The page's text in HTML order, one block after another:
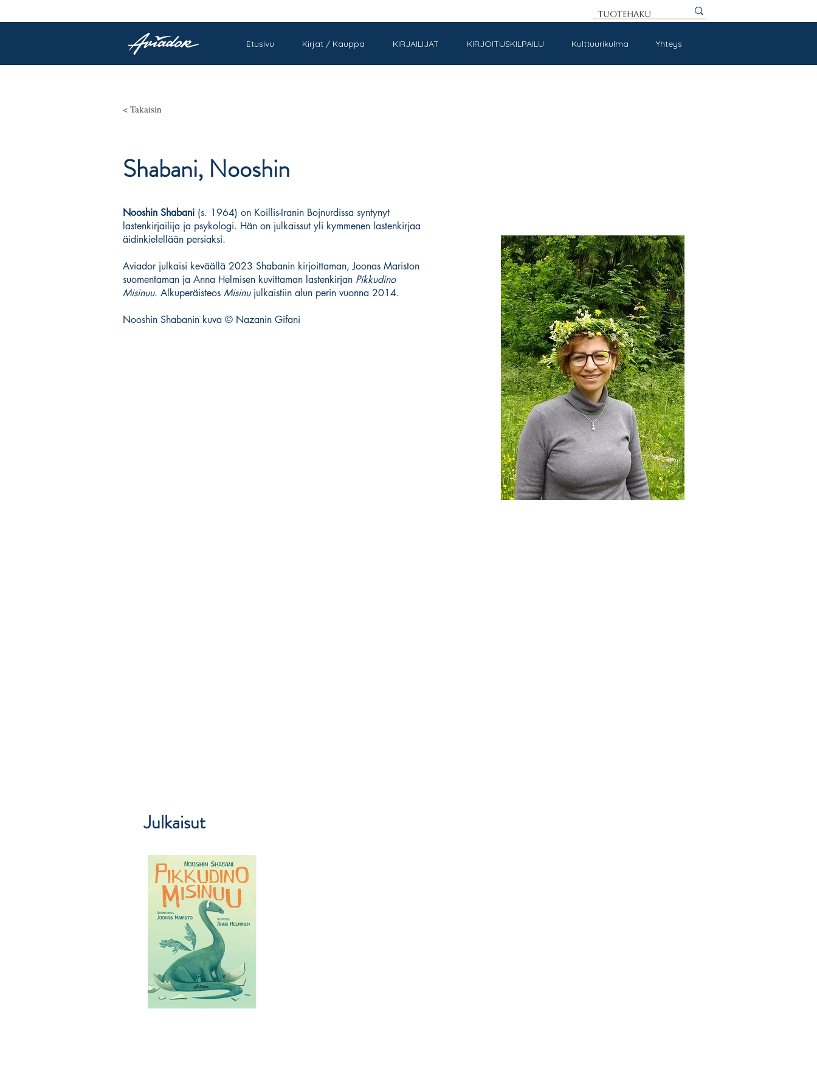
Etusivu Kirjat / Kauppa KIRJAILIJAT KIRJOITUSKILPAILU Kulttuurikulma Yhteys
< Takaisin
Shabani, Nooshin
Nooshin Shabani (s. 1964) on Koillis-Iranin Bojnurdissa syntynyt
lastenkirjailija ja psykologi. Hän on julkaissut yli kymmenen lastenkirjaa
äidinkielellään persiaksi.
Aviador julkaisi keväällä 2023 Shabanin kirjoittaman, Joonas Mariston
suomentaman ja Anna Helmisen kuvittaman lastenkirjan Pikkudino
Misinuu. AlkuperäisteosMisinujulkaistiin alun perin vuonna 2014.
Nooshin Shabanin kuva © Nazanin Gifani
Julkaisut